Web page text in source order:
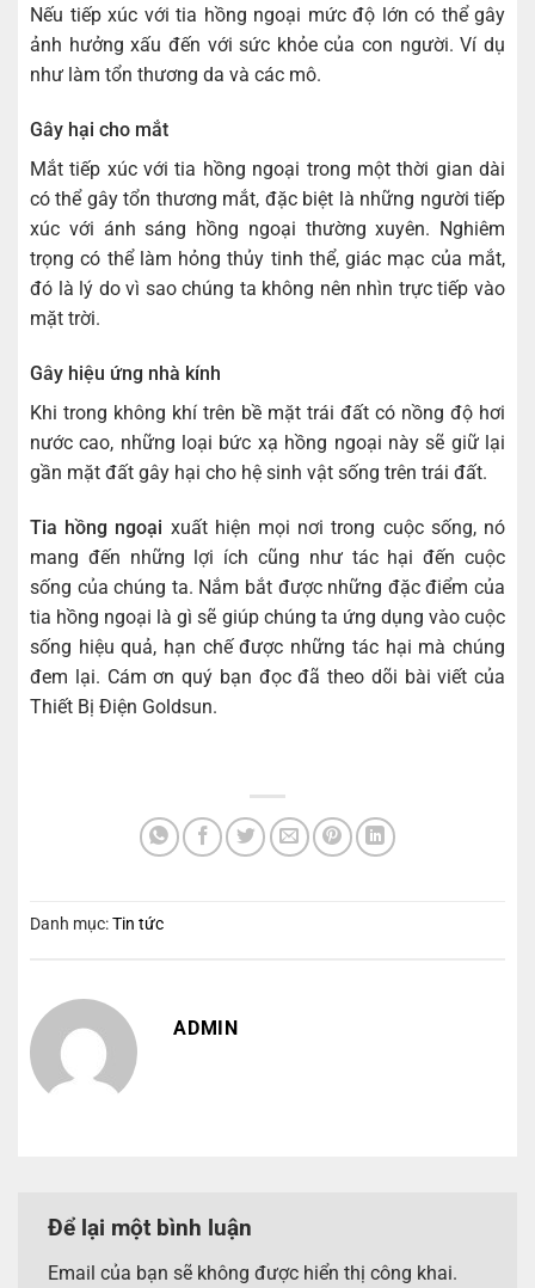
Nếu tiếp xúc với tia hồng ngoại mức độ lớn có thể gây
ảnh hưởng xấu đến với sức khỏe của con người. Ví dụ
như làm tổn thương da và các mô.
Gây hại cho mắt
Mắt tiếp xúc với tia hồng ngoại trong một thời gian dài
có thể gây tổn thương mắt, đặc biệt là những người tiếp
xúc với ánh sáng hồng ngoại thường xuyên. Nghiêm
trọng có thể làm hỏng thủy tinh thể, giác mạc của mắt,
đó là lý do vì sao chúng ta không nên nhìn trực tiếp vào
mặt trời.
Gây hiệu ứng nhà kính
Khi trong không khí trên bề mặt trái đất có nồng độ hơi
nước cao, những loại bức xạ hồng ngoại này sẽ giữ lại
gần mặt đất gây hại cho hệ sinh vật sống trên trái đất.
Tia hồng ngoại xuất hiện mọi nơi trong cuộc sống, nó
mang đến những lợi ích cũng như tác hại đến cuộc
sống của chúng ta. Nắm bắt được những đặc điểm của
tia hồng ngoại là gì sẽ giúp chúng ta ứng dụng vào cuộc
sống hiệu quả, hạn chế được những tác hại mà chúng
đem lại. Cám ơn quý bạn đọc đã theo dõi bài viết của
Thiết Bị Điện Goldsun.
Danh mục:Tin tức
ADMIN
Để lại một bình luận
Email của bạn sẽ không được hiển thị công khai.